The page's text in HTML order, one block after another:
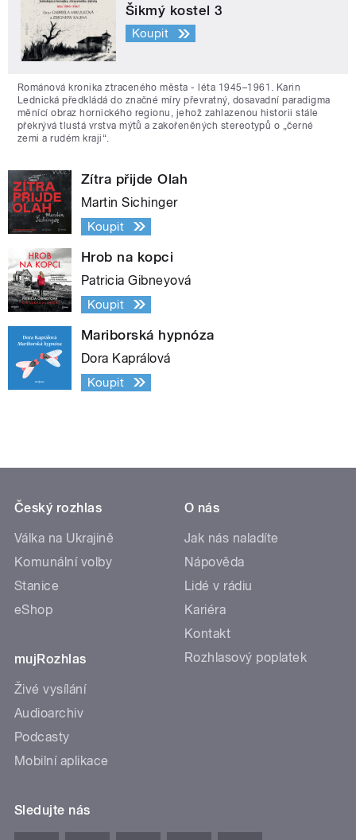
Šikmý kostel 3
Koupit
Románová kronika ztraceného města - léta 1945–1961. Karin
Lednická předkládá do značné míry převratný, dosavadní paradigma
měnící obraz hornického regionu, jehož zahlazenou historii stále
překrývá tlustá vrstva mýtů a zakořeněných stereotypů o „černé
zemi a rudém kraji“.
Zítra přijde Olah
Martin Sichinger
Koupit
Hrob na kopci
Patricia Gibneyová
Koupit
Mariborská hypnóza
Dora Kaprálová
Koupit
Český rozhlas
Válka na Ukrajině
Komunální volby
Stanice
eShop
mujRozhlas
Živé vysílání
Audioarchiv
Podcasty
Mobilní aplikace
O nás
Jak nás naladíte
Nápověda
Lidé v rádiu
Kariéra
Kontakt
Rozhlasový poplatek
Sledujte nás